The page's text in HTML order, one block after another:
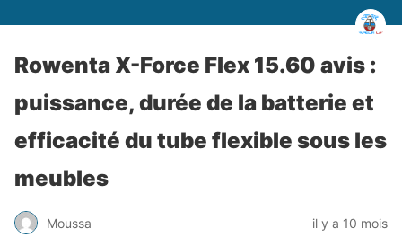
Rowenta X-Force Flex 15.60 avis :
puissance, durée de la batterie et
efficacité du tube flexible sous les
meubles
Moussa il y a 10 mois